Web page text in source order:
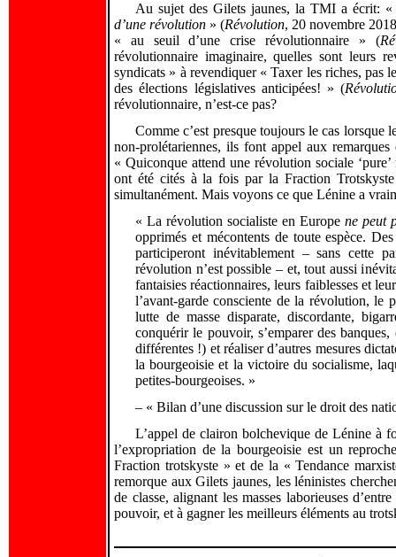
Au sujet des Gilets jaunes, la TMI a écrit:
d’une révolution » (Révolution, 20 novembre
« au seuil d’une crise révolutionnaire » (
révolutionnaire imaginaire, quelles sont leurs
syndicats » à revendiquer « Taxer les riches, pas
des élections législatives anticipées! » (
révolutionnaire, n’est-ce pas?
Comme c’est presque toujours le cas lorsque
non-prolétariennes, ils font appel aux
« Quiconque attend une révolution sociale
ont été cités à la fois par la Fraction
simultanément. Mais voyons ce que Lénine a
« La révolution socialiste en Europe ne peut
opprimés et mécontents de toute espèce.
participeront inévitablement – sans cette
révolution n’est possible – et, tout aussi
fantaisies réactionnaires, leurs faiblesses et
l’avant-garde consciente de la révolution, le
lutte de masse disparate, discordante,
conquérir le pouvoir, s’emparer des
différentes !) et réaliser d’autres mesures
la bourgeoisie et la victoire du socialisme,
petites-bourgeoises. »
– « Bilan d’une discussion sur le droit des
L’appel de clairon bolchevique de Lénine à
l’expropriation de la bourgeoisie est un
Fraction trotskyste » et de la « Tendance
remorque aux Gilets jaunes, les léninistes
de classe, alignant les masses laborieuses
pouvoir, et à gagner les meilleurs éléments au